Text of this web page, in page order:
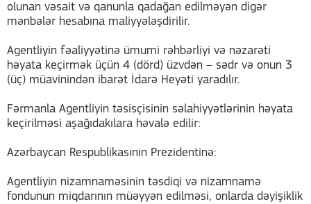
olunan vəsait və qanunla qadağan edilməyən digər
mənbələr hesabına maliyyələşdirilir.
Agentliyin fəaliyyətinə ümumi rəhbərliyi və nəzarəti
həyata keçirmək üçün 4 (dörd) üzvdən – sədr və onun 3
(üç) müavinindən ibarət İdarə Heyəti yaradılır.
Fərmanla Agentliyin təsisçisinin səlahiyyətlərinin həyata
keçirilməsi aşağıdakılara həvalə edilir:
Azərbaycan Respublikasının Prezidentinə:
Agentliyin nizamnaməsinin təsdiqi və nizamnamə
fondunun miqdarının müəyyən edilməsi, onlarda dəyişiklik